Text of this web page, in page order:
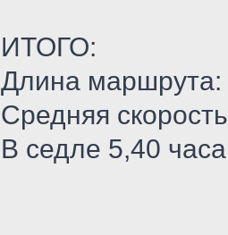
ИТОГО:
Длина маршрута:
Средняя
В седле 5,40 часа